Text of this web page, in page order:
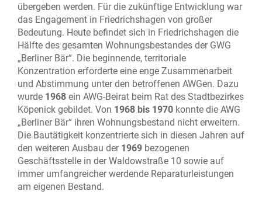
übergeben werden. Für die zukünftige Entwicklung war
das Engagement in Friedrichshagen von großer
Bedeutung. Heute befindet sich in Friedrichshagen die
Hälfte des gesamten Wohnungsbestandes der GWG
„Berliner Bär“. Die beginnende, territoriale
Konzentration erforderte eine enge Zusammenarbeit
und Abstimmung unter den betroffenen AWGen. Dazu
wurde 1968 ein AWG-Beirat beim Rat des Stadtbezirkes
Köpenick gebildet. Von 1968 bis 1970 konnte die AWG
„Berliner Bär“ ihren Wohnungsbestand nicht erweitern.
Die Bautätigkeit konzentrierte sich in diesen Jahren auf
den weiteren Ausbau der 1969 bezogenen
Geschäftsstelle in der Waldowstraße 10 sowie auf
immer umfangreicher werdende Reparaturleistungen
am eigenen Bestand.